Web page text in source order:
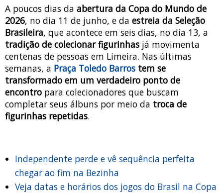
A poucos dias da abertura da Copa do Mundo de
2026, no dia 11 de junho, e da estreia da Seleção
Brasileira, que acontece em seis dias, no dia 13, a
tradição de colecionar figurinhas já movimenta
centenas de pessoas em Limeira. Nas últimas
semanas, a Praça Toledo Barros tem se
transformado em um verdadeiro ponto de
encontro para colecionadores que buscam
completar seus álbuns por meio da troca de
figurinhas repetidas.
Independente perde e vê sequência perfeita
chegar ao fim na Bezinha
Veja datas e horários dos jogos do Brasil na Copa